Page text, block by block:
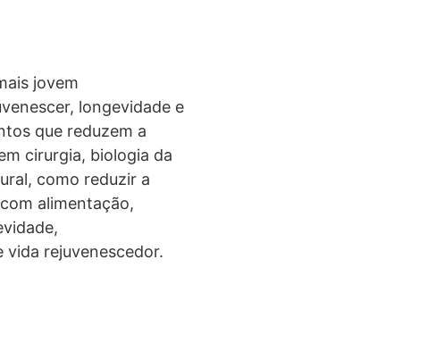
jovem
longevidade e
que reduzem a
cirurgia, biologia da
como reduzir a
alimentação,
rejuvenescedor.